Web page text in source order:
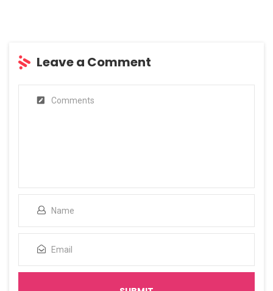
Leave a Comment